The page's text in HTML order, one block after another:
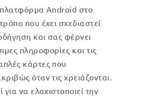
πλατφόρμα Android στο
που έχει σχεδιαστεί
και σας φέρνει
πληροφορίες και τις
κάρτες που
όταν τις χρειάζονται.
για να ελαχιστοποιεί την